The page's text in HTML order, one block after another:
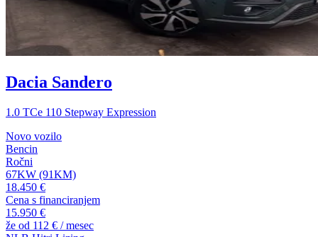
Dacia Sandero
1.0 TCe 110 Stepway Expression
Novo vozilo
Bencin
Ročni
67KW (91KM)
18.450 €
Cena s financiranjem
15.950 €
že od 112 € / mesec